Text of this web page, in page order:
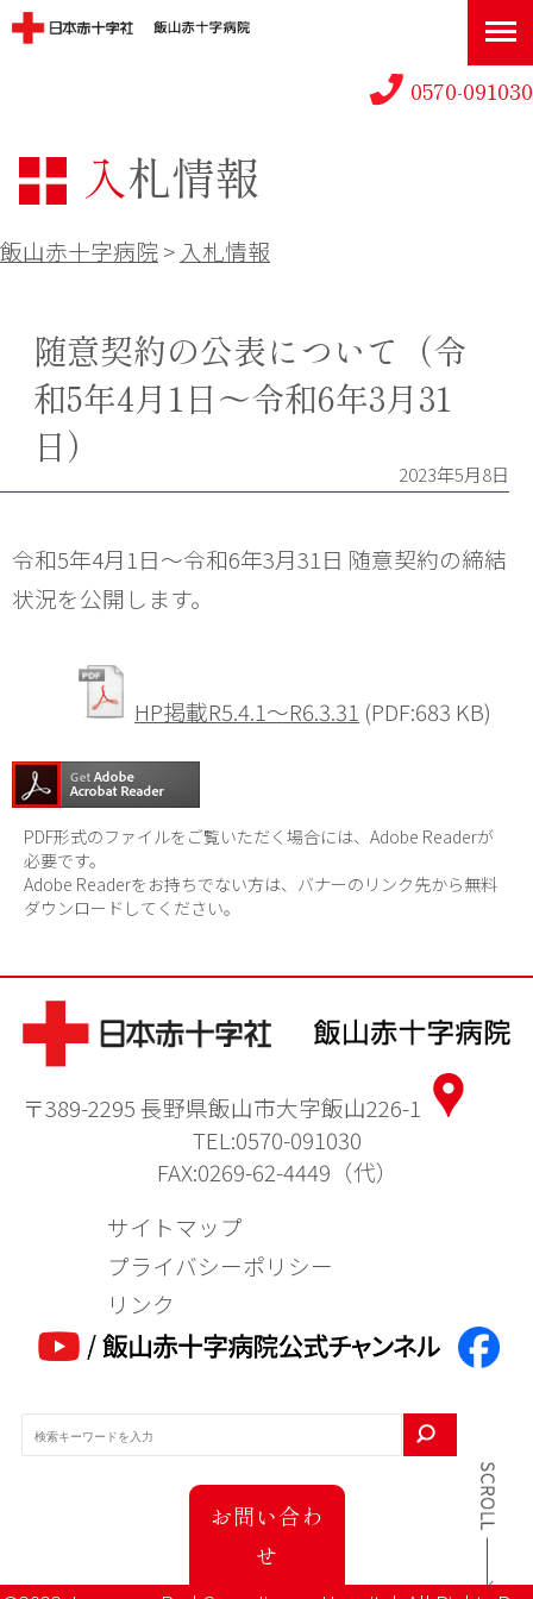
0570-091030
入札情報
飯山赤十字病院> 入札情報
随意契約の公表について（令
和5年4月1日～令和6年3月31
日）
2023年5月8日
令和5年4月1日～令和6年3月31日 随意契約の締結
状況を公開します。
HP掲載R5.4.1～R6.3.31 (PDF:683 KB)
PDF形式のファイルをご覧いただく場合には、Adobe Readerが
必要です。
Adobe Readerをお持ちでない方は、バナーのリンク先から無料
ダウンロードしてください。
〒389-2295 長野県飯山市大字飯山226-1
TEL:0570-091030
FAX:0269-62-4449（代）
サイトマップ
プライバシーポリシー
リンク
お問い合わ
せ